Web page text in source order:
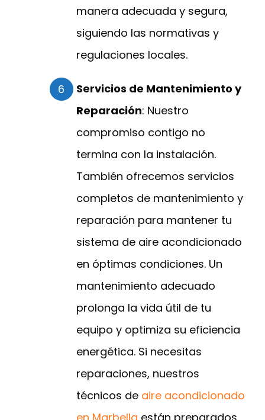
manera adecuada y segura,
siguiendo las normativas y
regulaciones locales.
Servicios de Mantenimiento y
Reparación: Nuestro
compromiso contigo no
termina con la instalación.
También ofrecemos servicios
completos de mantenimiento y
reparación para mantener tu
sistema de aire acondicionado
en óptimas condiciones. Un
mantenimiento adecuado
prolonga la vida útil de tu
equipo y optimiza su eficiencia
energética. Si necesitas
reparaciones, nuestros
técnicos de aire acondicionado